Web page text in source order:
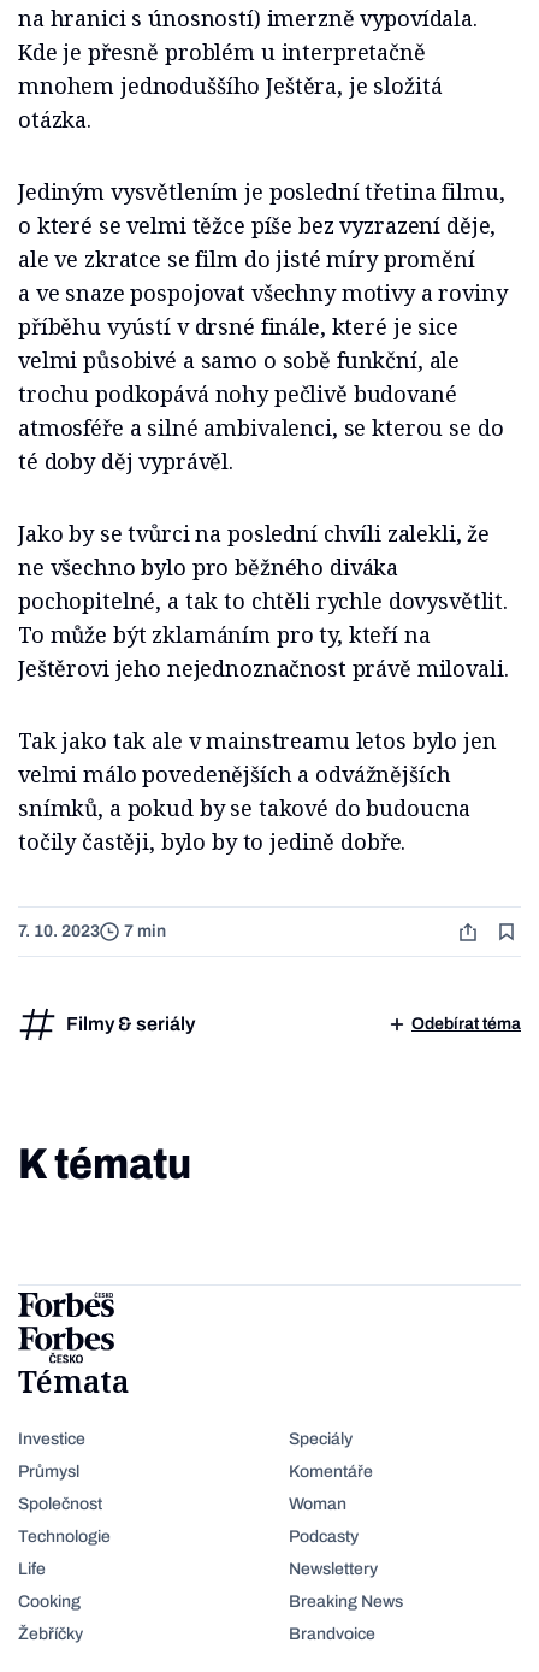
na hranici s únosností) imerzně vypovídala.
Kde je přesně problém u interpretačně
mnohem jednoduššího Ještěra, je složitá
otázka.
Jediným vysvětlením je poslední třetina filmu,
o které se velmi těžce píše bez vyzrazení děje,
ale ve zkratce se film do jisté míry promění
a ve snaze pospojovat všechny motivy a roviny
příběhu vyústí v drsné finále, které je sice
velmi působivé a samo o sobě funkční, ale
trochu podkopává nohy pečlivě budované
atmosféře a silné ambivalenci, se kterou se do
té doby děj vyprávěl.
Jako by se tvůrci na poslední chvíli zalekli, že
ne všechno bylo pro běžného diváka
pochopitelné, a tak to chtěli rychle dovysvětlit.
To může být zklamáním pro ty, kteří na
Ještěrovi jeho nejednoznačnost právě milovali.
Tak jako tak ale v mainstreamu letos bylo jen
velmi málo povedenějších a odvážnějších
snímků, a pokud by se takové do budoucna
točily častěji, bylo by to jedině dobře.
7. 10. 2023 7 min
Filmy & seriály Odebírat téma
K tématu
Témata
Investice
Průmysl
Společnost
Technologie
Life
Cooking
Žebříčky
Speciály
Komentáře
Woman
Podcasty
Newslettery
Breaking News
Brandvoice